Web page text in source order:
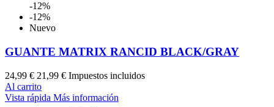
-12%
-12%
Nuevo
GUANTE MATRIX RANCID BLACK/GRAY
24,99 € 21,99 € Impuestos incluidos
Al carrito
Vista rápida Más información